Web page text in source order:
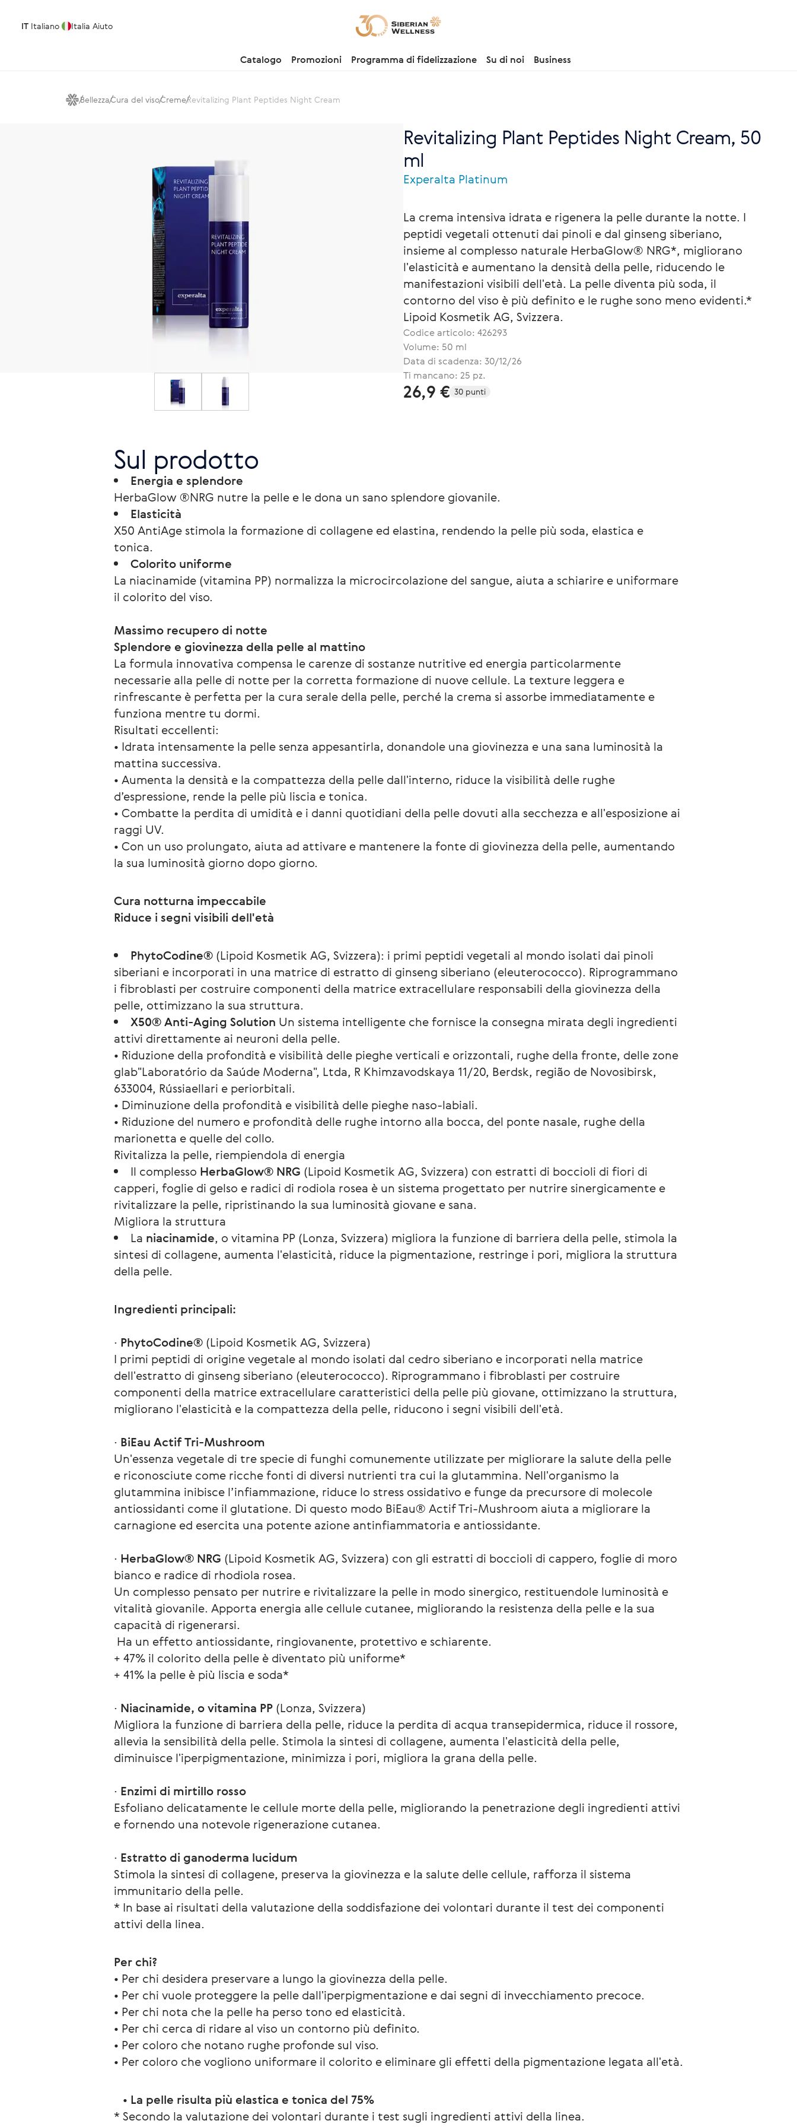
IT Italiano Italia Aiuto
Catalogo Promozioni Programma di fidelizzazione Su di noi Business
BellezzaCura del visoCremeRevitalizing Plant Peptides Night Cream
Revitalizing Plant Peptides Night Cream, 50
ml
Experalta Platinum
La crema intensiva idrata e rigenera la pelle durante la notte. I
peptidi vegetali ottenuti dai pinoli e dal ginseng siberiano,
insieme al complesso naturale HerbaGlow® NRG*, migliorano
l'elasticità e aumentano la densità della pelle, riducendo le
manifestazioni visibili dell'età. La pelle diventa più soda, il
contorno del viso è più definito e le rughe sono meno evidenti.*
Lipoid Kosmetik AG, Svizzera.
Codice articolo: 426293
Volume: 50 ml
Data di scadenza: 30/12/26
Ti mancano: 25 pz.
26,9 € 30 punti
Sul prodotto
Energia e splendore
HerbaGlow ®NRG nutre la pelle e le dona un sano splendore giovanile.
Elasticità
X50 AntiAge stimola la formazione di collagene ed elastina, rendendo la pelle più soda, elastica e
tonica.
Colorito uniforme
La niacinamide (vitamina PP) normalizza la microcircolazione del sangue, aiuta a schiarire e uniformare
il colorito del viso.
Massimo recupero di notte
Splendore e giovinezza della pelle al mattino
La formula innovativa compensa le carenze di sostanze nutritive ed energia particolarmente
necessarie alla pelle di notte per la corretta formazione di nuove cellule. La texture leggera e
rinfrescante è perfetta per la cura serale della pelle, perché la crema si assorbe immediatamente e
funziona mentre tu dormi.
Risultati eccellenti:
• Idrata intensamente la pelle senza appesantirla, donandole una giovinezza e una sana luminosità la
mattina successiva.
• Aumenta la densità e la compattezza della pelle dall'interno, riduce la visibilità delle rughe
d’espressione, rende la pelle più liscia e tonica.
• Combatte la perdita di umidità e i danni quotidiani della pelle dovuti alla secchezza e all'esposizione ai
raggi UV.
• Con un uso prolungato, aiuta ad attivare e mantenere la fonte di giovinezza della pelle, aumentando
la sua luminosità giorno dopo giorno.
Cura notturna impeccabile
Riduce i segni visibili dell'età
PhytoCodine® (Lipoid Kosmetik AG, Svizzera): i primi peptidi vegetali al mondo isolati dai pinoli
siberiani e incorporati in una matrice di estratto di ginseng siberiano (eleuterococco). Riprogrammano
i fibroblasti per costruire componenti della matrice extracellulare responsabili della giovinezza della
pelle, ottimizzano la sua struttura.
X50® Anti-Aging Solution Un sistema intelligente che fornisce la consegna mirata degli ingredienti
attivi direttamente ai neuroni della pelle.
• Riduzione della profondità e visibilità delle pieghe verticali e orizzontali, rughe della fronte, delle zone
glab"Laboratório da Saúde Moderna", Ltda, R Khimzavodskaya 11/20, Berdsk, região de Novosibirsk,
633004, Rússiaellari e periorbitali.
• Diminuzione della profondità e visibilità delle pieghe naso-labiali.
• Riduzione del numero e profondità delle rughe intorno alla bocca, del ponte nasale, rughe della
marionetta e quelle del collo.
Rivitalizza la pelle, riempiendola di energia
Il complesso HerbaGlow® NRG (Lipoid Kosmetik AG, Svizzera) con estratti di boccioli di fiori di
capperi, foglie di gelso e radici di rodiola rosea è un sistema progettato per nutrire sinergicamente e
rivitalizzare la pelle, ripristinando la sua luminosità giovane e sana.
Migliora la struttura
La niacinamide, o vitamina PP (Lonza, Svizzera) migliora la funzione di barriera della pelle, stimola la
sintesi di collagene, aumenta l'elasticità, riduce la pigmentazione, restringe i pori, migliora la struttura
della pelle.
Ingredienti principali:
∙ PhytoCodine® (Lipoid Kosmetik AG, Svizzera)
I primi peptidi di origine vegetale al mondo isolati dal cedro siberiano e incorporati nella matrice
dell'estratto di ginseng siberiano (eleuterococco). Riprogrammano i fibroblasti per costruire
componenti della matrice extracellulare caratteristici della pelle più giovane, ottimizzano la struttura,
migliorano l'elasticità e la compattezza della pelle, riducono i segni visibili dell'età.
∙ BiEau Actif Tri-Mushroom
Un'essenza vegetale di tre specie di funghi comunemente utilizzate per migliorare la salute della pelle
e riconosciute come ricche fonti di diversi nutrienti tra cui la glutammina. Nell'organismo la
glutammina inibisce l’infiammazione, riduce lo stress ossidativo e funge da precursore di molecole
antiossidanti come il glutatione. Di questo modo BiEau® Actif Tri-Mushroom aiuta a migliorare la
carnagione ed esercita una potente azione antinfiammatoria e antiossidante.
∙ HerbaGlow® NRG (Lipoid Kosmetik AG, Svizzera) con gli estratti di boccioli di cappero, foglie di moro
bianco e radice di rhodiola rosea.
Un complesso pensato per nutrire e rivitalizzare la pelle in modo sinergico, restituendole luminosità e
vitalità giovanile. Apporta energia alle cellule cutanee, migliorando la resistenza della pelle e la sua
capacità di rigenerarsi.
Ha un effetto antiossidante, ringiovanente, protettivo e schiarente.
+ 47% il colorito della pelle è diventato più uniforme*
+ 41% la pelle è più liscia e soda*
∙ Niacinamide, o vitamina PP (Lonza, Svizzera)
Migliora la funzione di barriera della pelle, riduce la perdita di acqua transepidermica, riduce il rossore,
allevia la sensibilità della pelle. Stimola la sintesi di collagene, aumenta l'elasticità della pelle,
diminuisce l'iperpigmentazione, minimizza i pori, migliora la grana della pelle.
∙ Enzimi di mirtillo rosso
Esfoliano delicatamente le cellule morte della pelle, migliorando la penetrazione degli ingredienti attivi
e fornendo una notevole rigenerazione cutanea.
∙ Estratto di ganoderma lucidum
Stimola la sintesi di collagene, preserva la giovinezza e la salute delle cellule, rafforza il sistema
immunitario della pelle.
* In base ai risultati della valutazione della soddisfazione dei volontari durante il test dei componenti
attivi della linea.
Per chi?
• Per chi desidera preservare a lungo la giovinezza della pelle.
• Per chi vuole proteggere la pelle dall'iperpigmentazione e dai segni di invecchiamento precoce.
• Per chi nota che la pelle ha perso tono ed elasticità.
• Per chi cerca di ridare al viso un contorno più definito.
• Per coloro che notano rughe profonde sul viso.
• Per coloro che vogliono uniformare il colorito e eliminare gli effetti della pigmentazione legata all'età.
• La pelle risulta più elastica e tonica del 75%
* Secondo la valutazione dei volontari durante i test sugli ingredienti attivi della linea.